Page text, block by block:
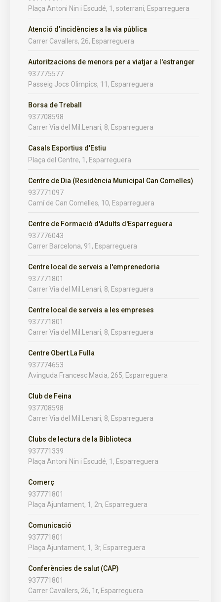
Plaça Antoni Nin i Escudé, 1, soterrani, Esparreguera
Atenció d’incidències a la via pública
Carrer Cavallers, 26, Esparreguera
Autoritzacions de menors per a viatjar a l'estranger
937775577
Passeig Jocs Olimpics, 11, Esparreguera
Borsa de Treball
937708598
Carrer Via del Mil.Lenari, 8, Esparreguera
Casals Esportius d'Estiu
Plaça del Centre, 1, Esparreguera
Centre de Dia (Residència Municipal Can Comelles)
937771097
Camí de Can Comelles, 10, Esparreguera
Centre de Formació d'Adults d'Esparreguera
937776043
Carrer Barcelona, 91, Esparreguera
Centre local de serveis a l'emprenedoria
937771801
Carrer Via del Mil.Lenari, 8, Esparreguera
Centre local de serveis a les empreses
937771801
Carrer Via del Mil.Lenari, 8, Esparreguera
Centre Obert La Fulla
937774653
Avinguda Francesc Macia, 265, Esparreguera
Club de Feina
937708598
Carrer Via del Mil.Lenari, 8, Esparreguera
Clubs de lectura de la Biblioteca
937771339
Plaça Antoni Nin i Escudé, 1, Esparreguera
Comerç
937771801
Plaça Ajuntament, 1, 2n, Esparreguera
Comunicació
937771801
Plaça Ajuntament, 1, 3r, Esparreguera
Conferències de salut (CAP)
937771801
Carrer Cavallers, 26, 1r, Esparreguera